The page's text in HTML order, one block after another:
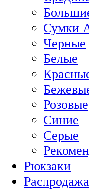
Сумки
Черные
Белые
Розовые
Синие
Серые
Рюкзаки
Распродажа